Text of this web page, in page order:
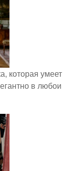
которая умеет
в любои